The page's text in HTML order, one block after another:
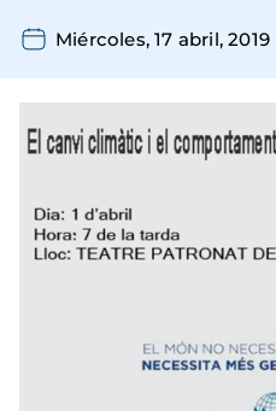
Miércoles, 17 abril, 2019